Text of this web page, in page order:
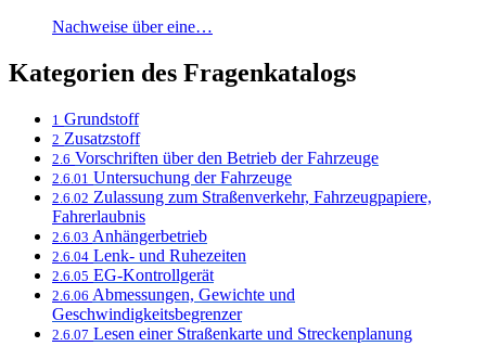
Nachweise über eine…
Kategorien des Fragenkatalogs
1 Grundstoff
2 Zusatzstoff
2.6 Vorschriften über den Betrieb der Fahrzeuge
2.6.01 Untersuchung der Fahrzeuge
2.6.02 Zulassung zum Straßenverkehr, Fahrzeugpapiere,
Fahrerlaubnis
2.6.03 Anhängerbetrieb
2.6.04 Lenk- und Ruhezeiten
2.6.05 EG-Kontrollgerät
2.6.06 Abmessungen, Gewichte und
Geschwindigkeitsbegrenzer
2.6.07 Lesen einer Straßenkarte und Streckenplanung